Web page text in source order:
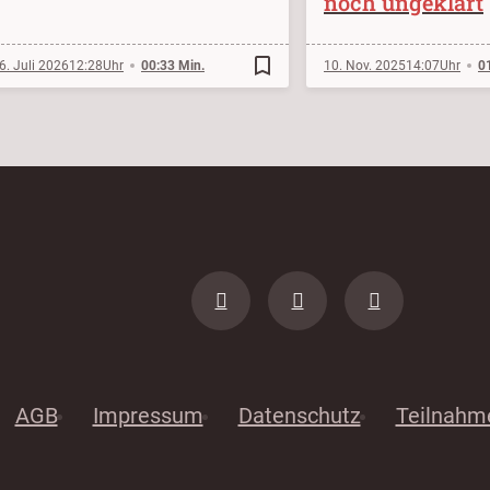
Juli 202612:28 00:33 Min. bookmark_border 10. Nov. 202514:07
AGB Impressum Datenschutz